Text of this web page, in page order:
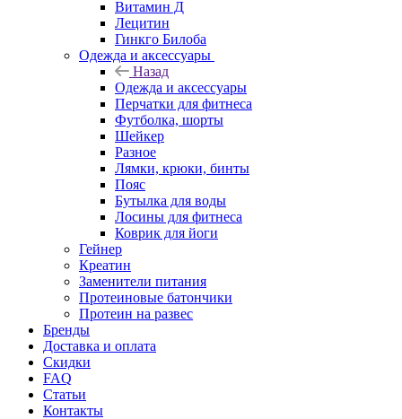
Витамин Д
Лецитин
Гинкго Билоба
Одежда и аксессуары
Назад
Одежда и аксессуары
Перчатки для фитнеса
Футболка, шорты
Шейкер
Разное
Лямки, крюки, бинты
Пояс
Бутылка для воды
Лосины для фитнеса
Коврик для йоги
Гейнер
Креатин
Заменители питания
Протеиновые батончики
Протеин на развес
Бренды
Доставка и оплата
Скидки
FAQ
Статьи
Контакты